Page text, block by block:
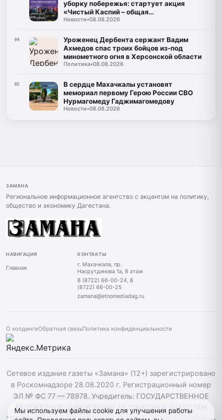
уборку побережья: стартует акция
«Чистый Каспий – общая
ответственность»
Новости•08.08.2026
04
Уроженец Дербента сержант Вадим
Ахмедов спас троих бойцов из-под
минометного огня в Херсонской области
Политика•08.08.2026
05
В сердце Махачкалы установят
мемориал первому Герою России СВО
Нурмагомеду Гаджимагомедову
Новости•08.08.2026
ЗАМАНА
Региональное информационное агентство с акцентом на политику,
общество и экономику Дагестана.
НАВИГАЦИЯ
Главная
КОНТАКТЫ
г. Махачкала, пр.
Насрутдинова 1а, 8 этаж
8 (8722) 66-00-24, 8
(8722) 66-00-25
zamana@etnomediadag.ru
О холдингеОбратная связьПолитика конфиденциальности
Сетевое издание газеты «Замана» (12+) зарегистрировано
в Роскомнадзоре 28.08.2020 г. Регистрационный номер
ЭЛ № ФС 77 — 78978. Учредитель: ГОСУДАРСТВЕННОЕ
БЮДЖЕТНОЕ УЧРЕЖДЕНИЕ РЕСПУБЛИКИ ДАГЕСТАН
Мы используем файлы cookie для улучшения работы